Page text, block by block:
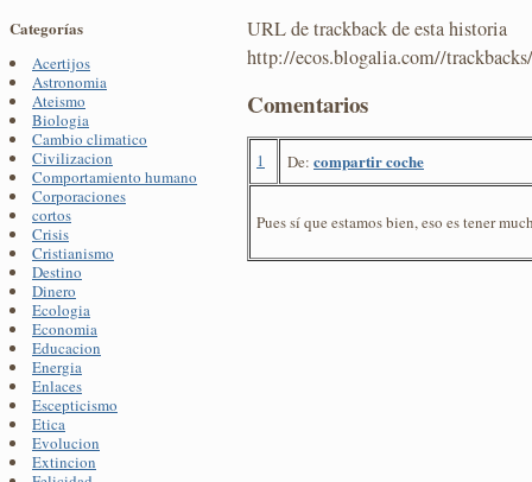
Categorías
Acertijos
Astronomia
Ateismo
Biologia
Cambio climatico
Civilizacion
Comportamiento humano
Corporaciones
cortos
Crisis
Cristianismo
Destino
Dinero
Ecologia
Economia
Educacion
Energia
Enlaces
Escepticismo
Etica
Evolucion
Extincion
URL de trackback de esta historia
http://ecos.blogalia.com//
Comentarios
1 De: compartir coche
Pues sí que estamos bien, eso es tener